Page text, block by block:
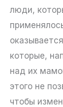
люди,
которые,
над их
этого не
чтобы